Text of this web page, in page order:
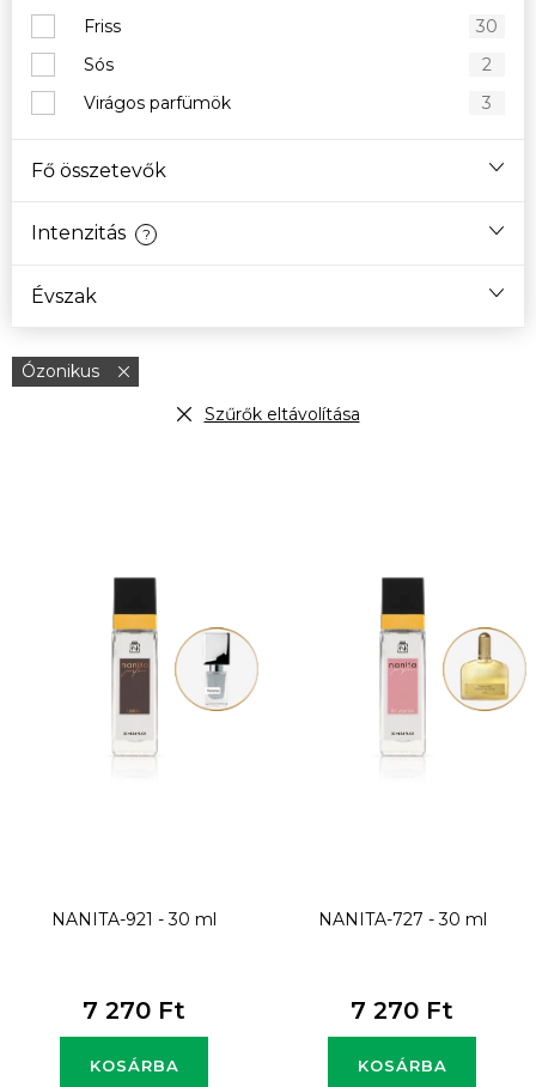
Friss
30
Sós
2
Virágos parfümök
3
Fő összetevők
Intenzitás ?
Évszak
Ózonikus
Szűrők eltávolítása
NANITA-921 - 30 ml
7 270 Ft
KOSÁRBA
NANITA-727 - 30 ml
7 270 Ft
KOSÁRBA